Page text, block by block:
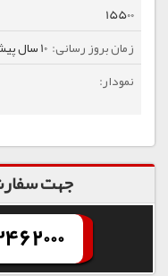
15500
10 سال پیش
جهت